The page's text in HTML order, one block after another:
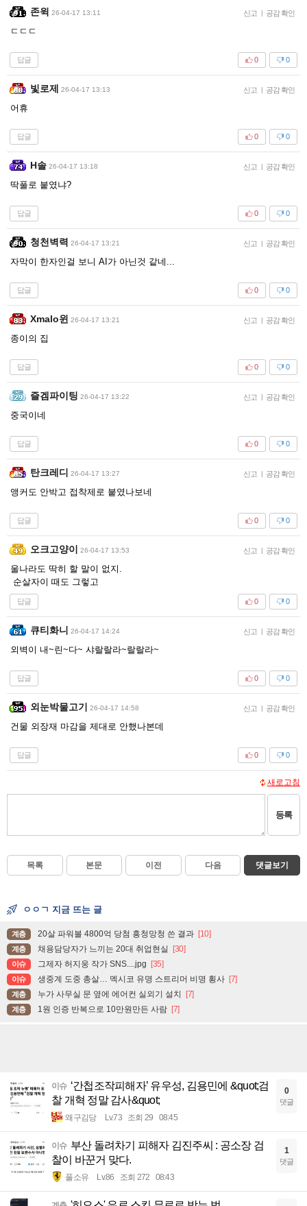
존윅 26-04-17 13:11 신고 | 공감 확인
ㄷㄷㄷ
답글 0
0
빛로제 26-04-17 13:13 신고 | 공감 확인
어휴
답글 0
0
H솔 26-04-17 13:18 신고 | 공감 확인
딱풀로 붙였냐?
답글 0
0
청천벽력 26-04-17 13:21 신고 | 공감 확인
자막이 한자인걸 보니 AI가 아닌것 같네...
답글 0
0
Xmalo윈 26-04-17 13:21 신고 | 공감 확인
종이의 집
답글 0
0
즐겜파이팅 26-04-17 13:22 신고 | 공감 확인
중국이네
답글 0
0
탄크레디 26-04-17 13:27 신고 | 공감 확인
앵커도 안박고 접착제로 붙였나보네
답글 0
0
오크고양이 26-04-17 13:53 신고 | 공감 확인
울나라도 딱히 할 말이 없지.
순살자이 때도 그렇고
답글 0
0
큐티화니 26-04-17 14:24 신고 | 공감 확인
외벽이 내~린~다~ 샤랄랄라~랄랄라~
답글 0
0
외눈박물고기 26-04-17 14:58 신고 | 공감 확인
건물 외장재 마감을 제대로 안했나본데
답글 0
0
새로고침
등록
목록 본문 이전 다음 댓글보기
ㅇㅇㄱ 지금 뜨는 글
계층 20살 파워볼 4800억 당첨 흥청망청 쓴 결과 [10]
계층 채용담당자가 느끼는 20대 취업현실 [30]
이슈 그제자 허지웅 작가 SNS....jpg [35]
이슈 생중계 도중 총살… 멕시코 유명 스트리머 비명 횡사 [7]
계층 누가 사무실 문 옆에 에어컨 실외기 설치 [7]
계층 1원 인증 반복으로 10만원만든 사람 [7]
이슈 ‘간첩조작피해자’ 유우성, 김용민에 &quot;검
찰 개혁 정말 감사&quot;
왜구김당 Lv.73 조회 29 08:45
0
댓글
이슈 부산 돌려차기 피해자 김진주씨 : 공소장 검
찰이 바꾼거 맞다.
풀소유 Lv.86 조회 272 08:43
1
댓글